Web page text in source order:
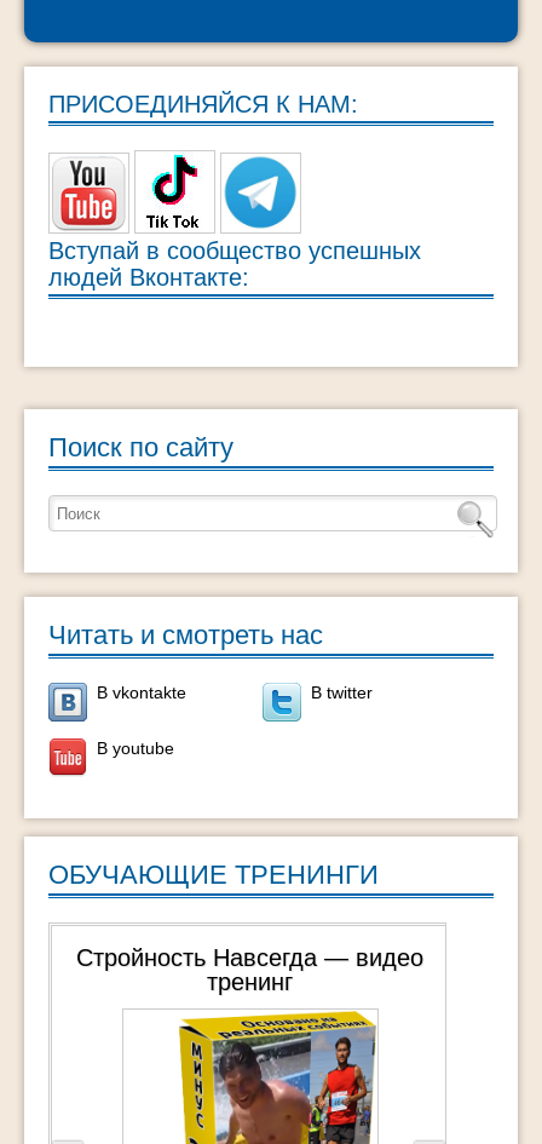
ПРИСОЕДИНЯЙСЯ К НАМ:
Вступай в сообщество успешных
людей Вконтакте:
Поиск по сайту
Читать и смотреть нас
В vkontakte В twitter
В youtube
ОБУЧАЮЩИЕ ТРЕНИНГИ
Навсегда — видео
Раскрой